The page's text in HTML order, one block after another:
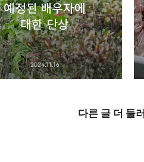
예정된 배우자에
대한 단상
2024.11.16
다른 글 더 둘